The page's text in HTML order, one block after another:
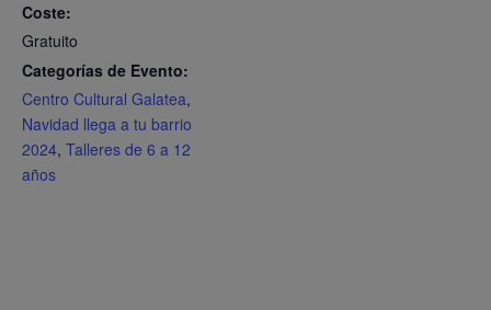
Coste:
Gratuito
Categorías de Evento:
Centro Cultural Galatea,
Navidad llega a tu barrio
2024, Talleres de 6 a 12
años